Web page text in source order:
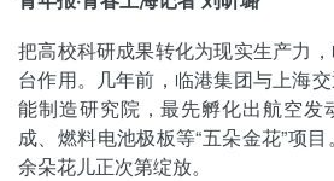
把高校科研成果转化为现实生产力
台作用。几年前，临港集团与上海
能制造研究院，最先孵化出航空发
成、燃料电池极板等“五朵金花”项
余朵花儿正次第绽放。